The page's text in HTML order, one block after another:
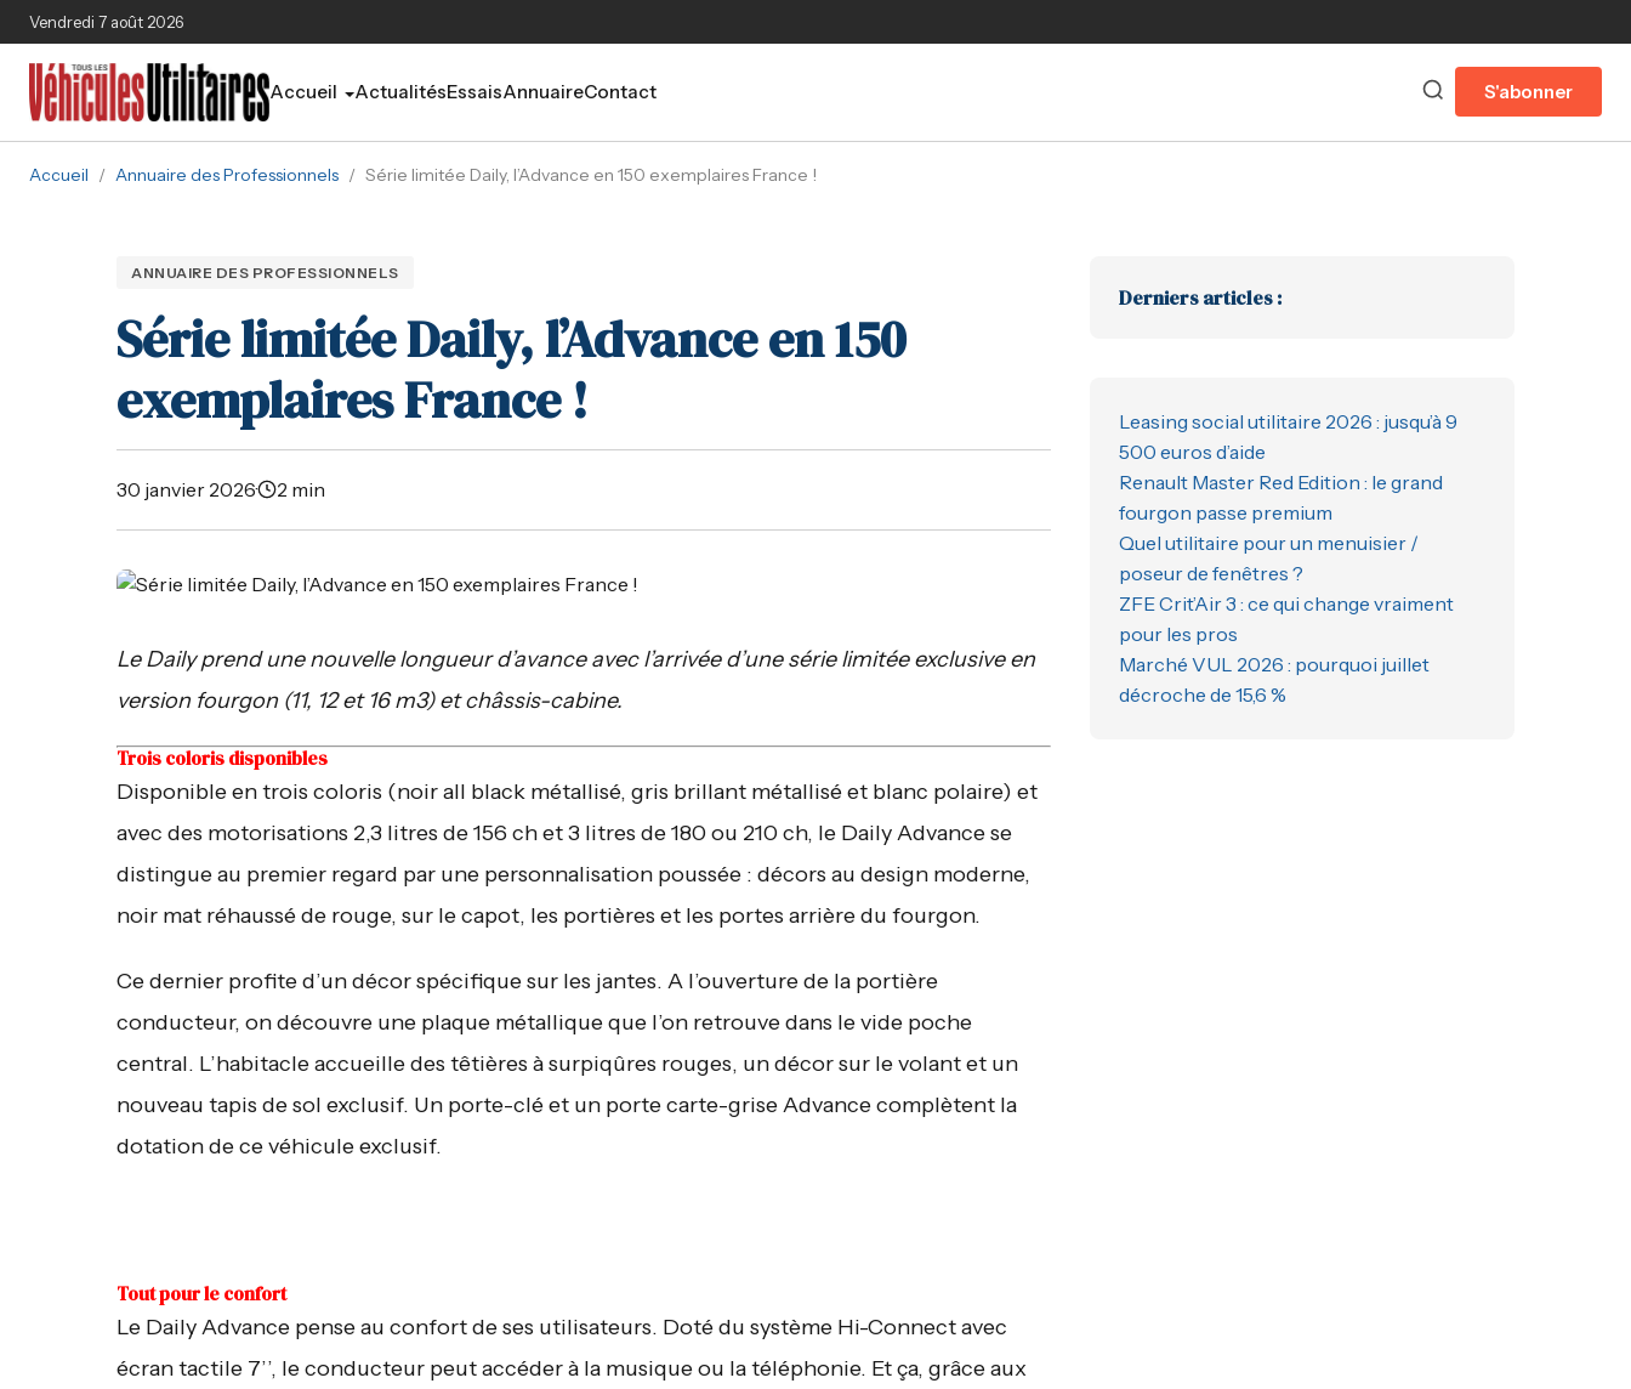
Aller au contenu principal
Vendredi 7 août 2026
Accueil ActualitésEssaisAnnuaireContact S'abonner
Accueil / Annuaire des Professionnels / Série limitée Daily, l’Advance en 150 exemplaires France !
ANNUAIRE DES PROFESSIONNELS
Série limitée Daily, l’Advance en 150
exemplaires France !
30 janvier 2026· 2 min
Le Daily prend une nouvelle longueur d’avance avec l’arrivée d’une série limitée exclusive en
version fourgon (11, 12 et 16 m3) et châssis-cabine.
Trois coloris disponibles
Disponible en trois coloris (noir all black métallisé, gris brillant métallisé et blanc polaire) et
avec des motorisations 2,3 litres de 156 ch et 3 litres de 180 ou 210 ch, le Daily Advance se
distingue au premier regard par une personnalisation poussée : décors au design moderne,
noir mat réhaussé de rouge, sur le capot, les portières et les portes arrière du fourgon.
Ce dernier profite d’un décor spécifique sur les jantes. A l’ouverture de la portière
conducteur, on découvre une plaque métallique que l’on retrouve dans le vide poche
central. L’habitacle accueille des têtières à surpiqûres rouges, un décor sur le volant et un
nouveau tapis de sol exclusif. Un porte-clé et un porte carte-grise Advance complètent la
dotation de ce véhicule exclusif.
Tout pour le confort
Le Daily Advance pense au confort de ses utilisateurs. Doté du système Hi-Connect avec
écran tactile 7’’, le conducteur peut accéder à la musique ou la téléphonie. Et ça, grâce aux
Derniers articles :
Leasing social utilitaire 2026 : jusqu’à 9
500 euros d’aide
Renault Master Red Edition : le grand
fourgon passe premium
Quel utilitaire pour un menuisier /
poseur de fenêtres ?
ZFE Crit’Air 3 : ce qui change vraiment
pour les pros
Marché VUL 2026 : pourquoi juillet
décroche de 15,6 %